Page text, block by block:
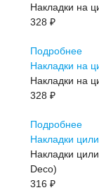
Накладки на
328 ₽
Подробнее
Накладки на
Накладки на
328 ₽
Подробнее
Накладки
Накладки
Deco)
316 ₽